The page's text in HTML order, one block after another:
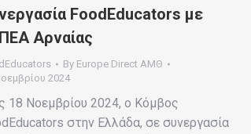
FoodEducators με
Αρναίας
By Europe Direct ΑΜΘ
2024
18 Νοεμβρίου 2024, ο Κόμβος
στην Ελλάδα, σε συνεργασία